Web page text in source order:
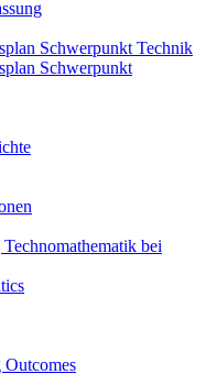
Schwerpunkt Technik
Schwerpunkt
bei
Outcomes